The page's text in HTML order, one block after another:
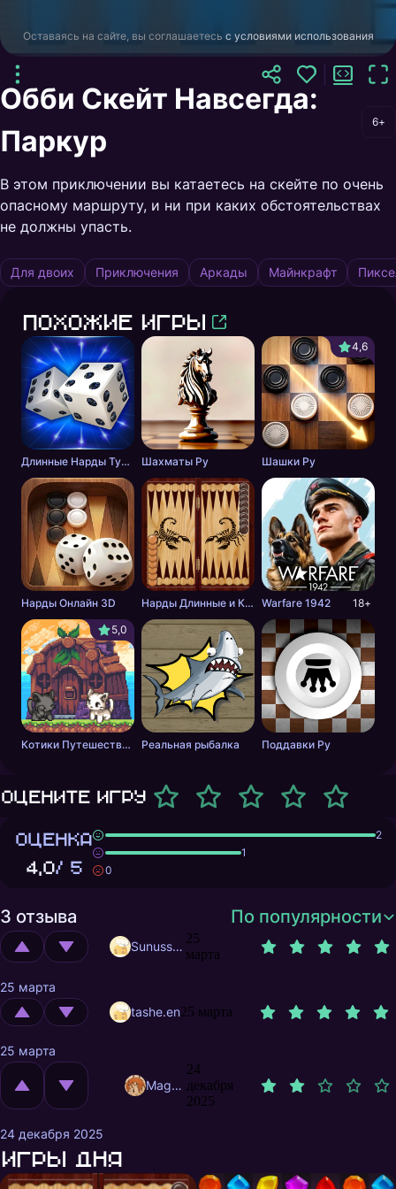
Оставаясь на сайте, вы соглашаетесь с условиями использования
Обби Скейт Навсегда:
Паркур
6+
В этом приключении вы катаетесь на скейте по очень
опасному маршруту, и ни при каких обстоятельствах
не должны упасть.
Для двоих Приключения Аркады Майнкрафт
Похожие игры
Длинные Нарды Турнир Шахматы Ру
4,6
Шашки Ру
Нарды Онлайн 3D Нарды Длинные и Короткие онлайн Warfare 1942
18+
5,0
Котики Путешественники 2 Реальная рыбалка Поддавки Ру
Оцените игру
ОЦЕНКА
4,0/ 5
2
1
0
3 отзыва По популярности
Sunusstex
25
марта
25 марта
tashe.en25 марта
25 марта
MagnificentMrFox
24
декабря
2025
24 декабря 2025
Игры дня